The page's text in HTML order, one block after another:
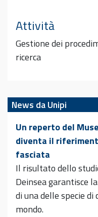
Attività
Gestione dei
ricerca
News da Unipi
Un reperto del
diventa il
fasciata
Il risultato dello
Deinsea garantisce
di una delle specie
mondo.